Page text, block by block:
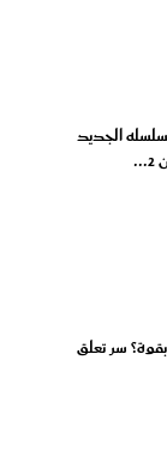
الجديد
سر تعلق